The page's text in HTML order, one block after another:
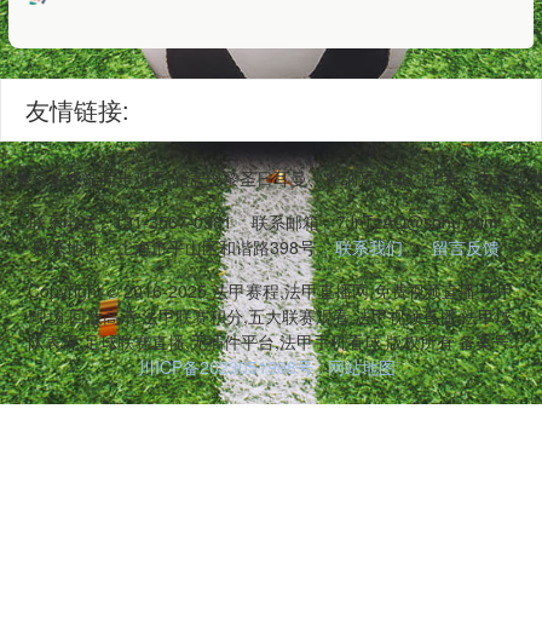
友情链接:
容多终端同步观看,涵盖巴黎圣日耳曼、摩纳哥等豪门比赛。内含
联系电话：131-3567-0381
联系邮箱：7JnTzAQ@sohu.com
联系地址：上海市平山区和谐路398号
联系我们
留言反馈
Copyright © 2016-2025 法甲赛程,法甲直播网,免费视频直播,法甲
现场,回放高清,法甲联赛积分,五大联赛观看,法甲视频直播,法甲球
队表现,足球联赛直播,无插件平台,法甲手机看球 版权所有 备案号:
川ICP备2023051998号 网站地图